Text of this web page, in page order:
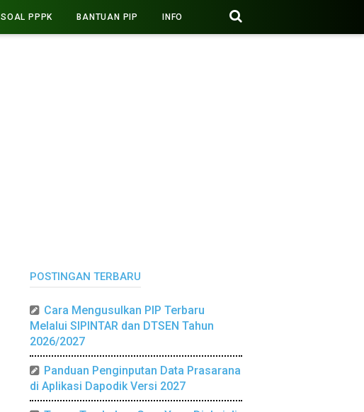
SOAL PPPK BANTUAN PIP INFO
POSTINGAN TERBARU
Cara Mengusulkan PIP Terbaru
Melalui SIPINTAR dan DTSEN Tahun
2026/2027
Panduan Penginputan Data Prasarana
di Aplikasi Dapodik Versi 2027